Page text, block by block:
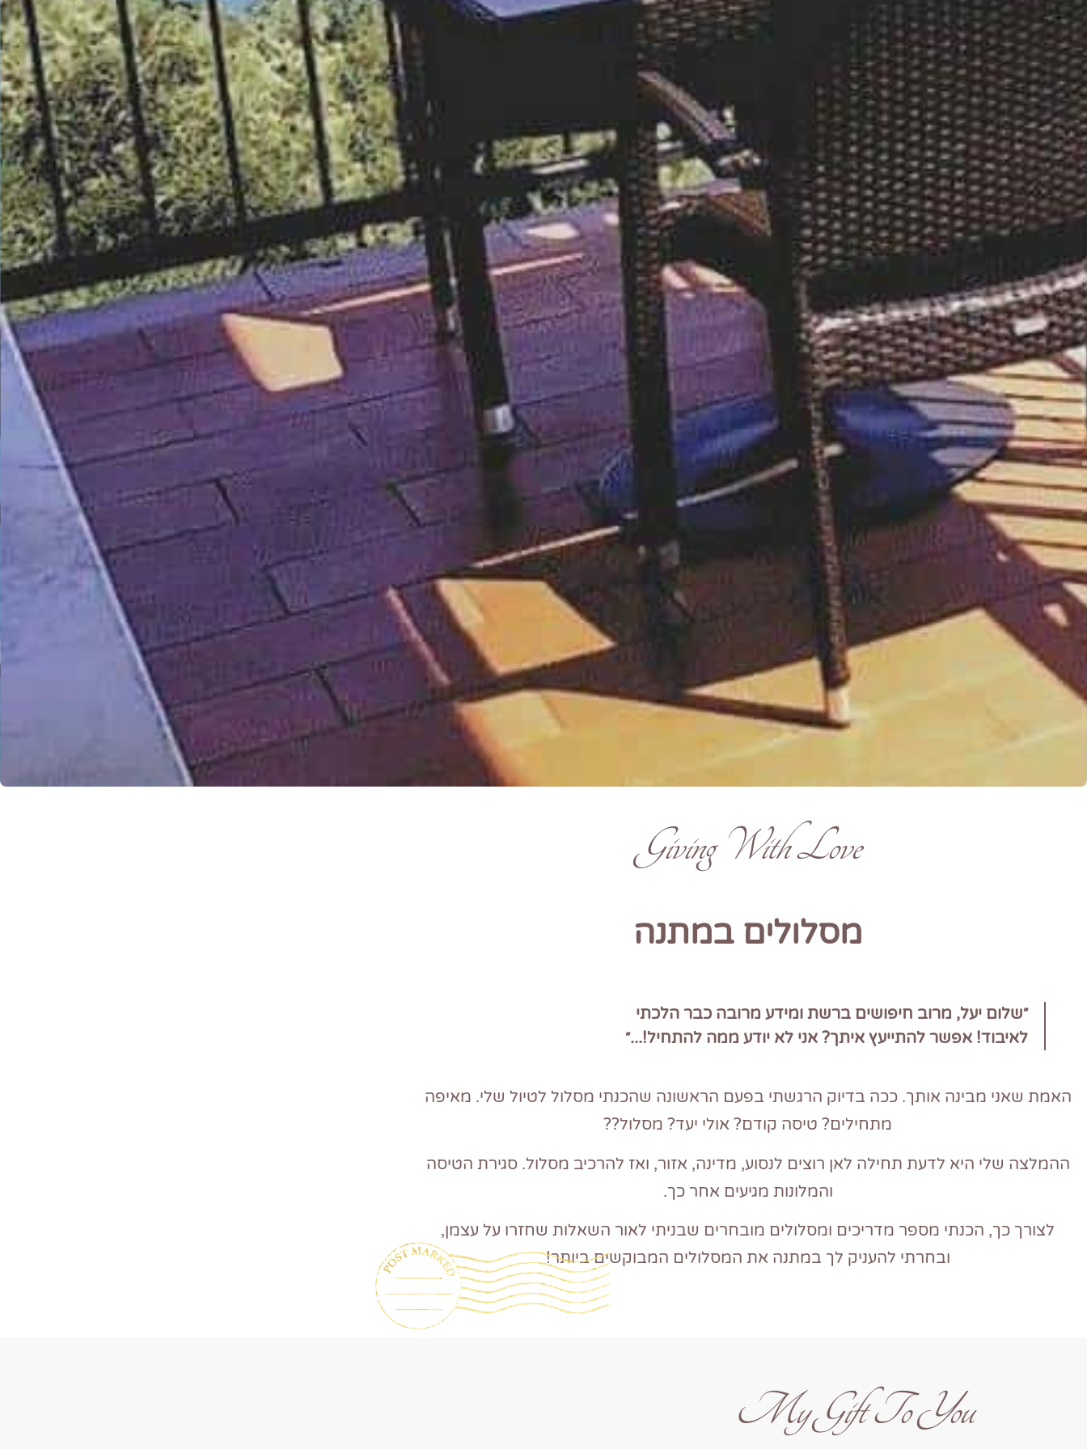
Giving With Love
מסלולים במתנה
״שלום יעל, מרוב חיפושים ברשת ומידע מרובה כבר הלכתי
לאיבוד! אפשר להתייעץ איתך? אני לא יודע ממה להתחיל!...״
האמת שאני מבינה אותך. ככה בדיוק הרגשתי בפעם הראשונה שהכנתי מסלול לטיול שלי. מאיפה
מתחילים? טיסה קודם? אולי יעד? מסלול??
ההמלצה שלי היא לדעת תחילה לאן רוצים לנסוע, מדינה, אזור, ואז להרכיב מסלול. סגירת הטיסה
והמלונות מגיעים אחר כך.
לצורך כך, הכנתי מספר מדריכים ומסלולים מובחרים שבניתי לאור השאלות שחזרו על עצמן,
ובחרתי להעניק לך במתנה את המסלולים המבוקשים ביותר!
My Gift To You